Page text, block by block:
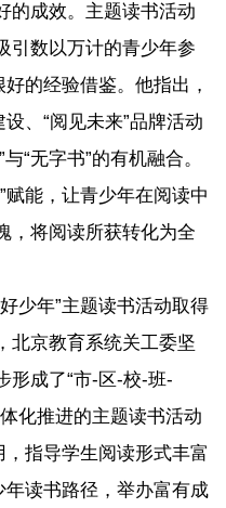
的成效。主题读书活动
引数以万计的青少年参
的经验借鉴。他指出，
、“阅见未来”品牌活动
“无字书”的有机融合。
赋能，让青少年在阅读中
，将阅读所获转化为全
少年”主题读书活动取得
北京教育系统关工委坚
形成了“市-区-校-班-
化推进的主题读书活动
，指导学生阅读形式丰富
年读书路径，举办富有成